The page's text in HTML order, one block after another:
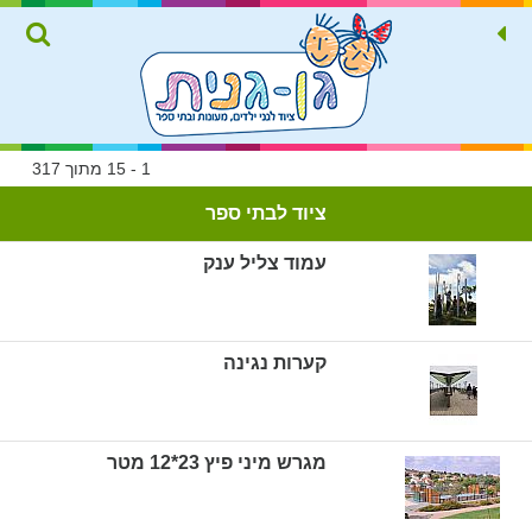
1 - 15 מתוך 317
ציוד לבתי ספר
עמוד צליל ענק
קערות נגינה
מגרש מיני פיץ 23*12 מטר